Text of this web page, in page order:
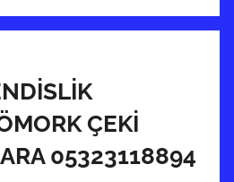
ÇEKİ
05323118894